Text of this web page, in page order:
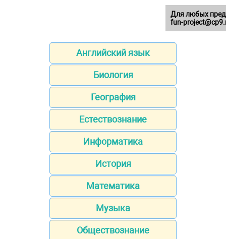
Английский язык
Биология
География
Естествознание
Информатика
История
Математика
Музыка
Обществознание
Для любых
fun-